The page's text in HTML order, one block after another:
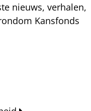
nieuws, verhalen,
Kansfonds